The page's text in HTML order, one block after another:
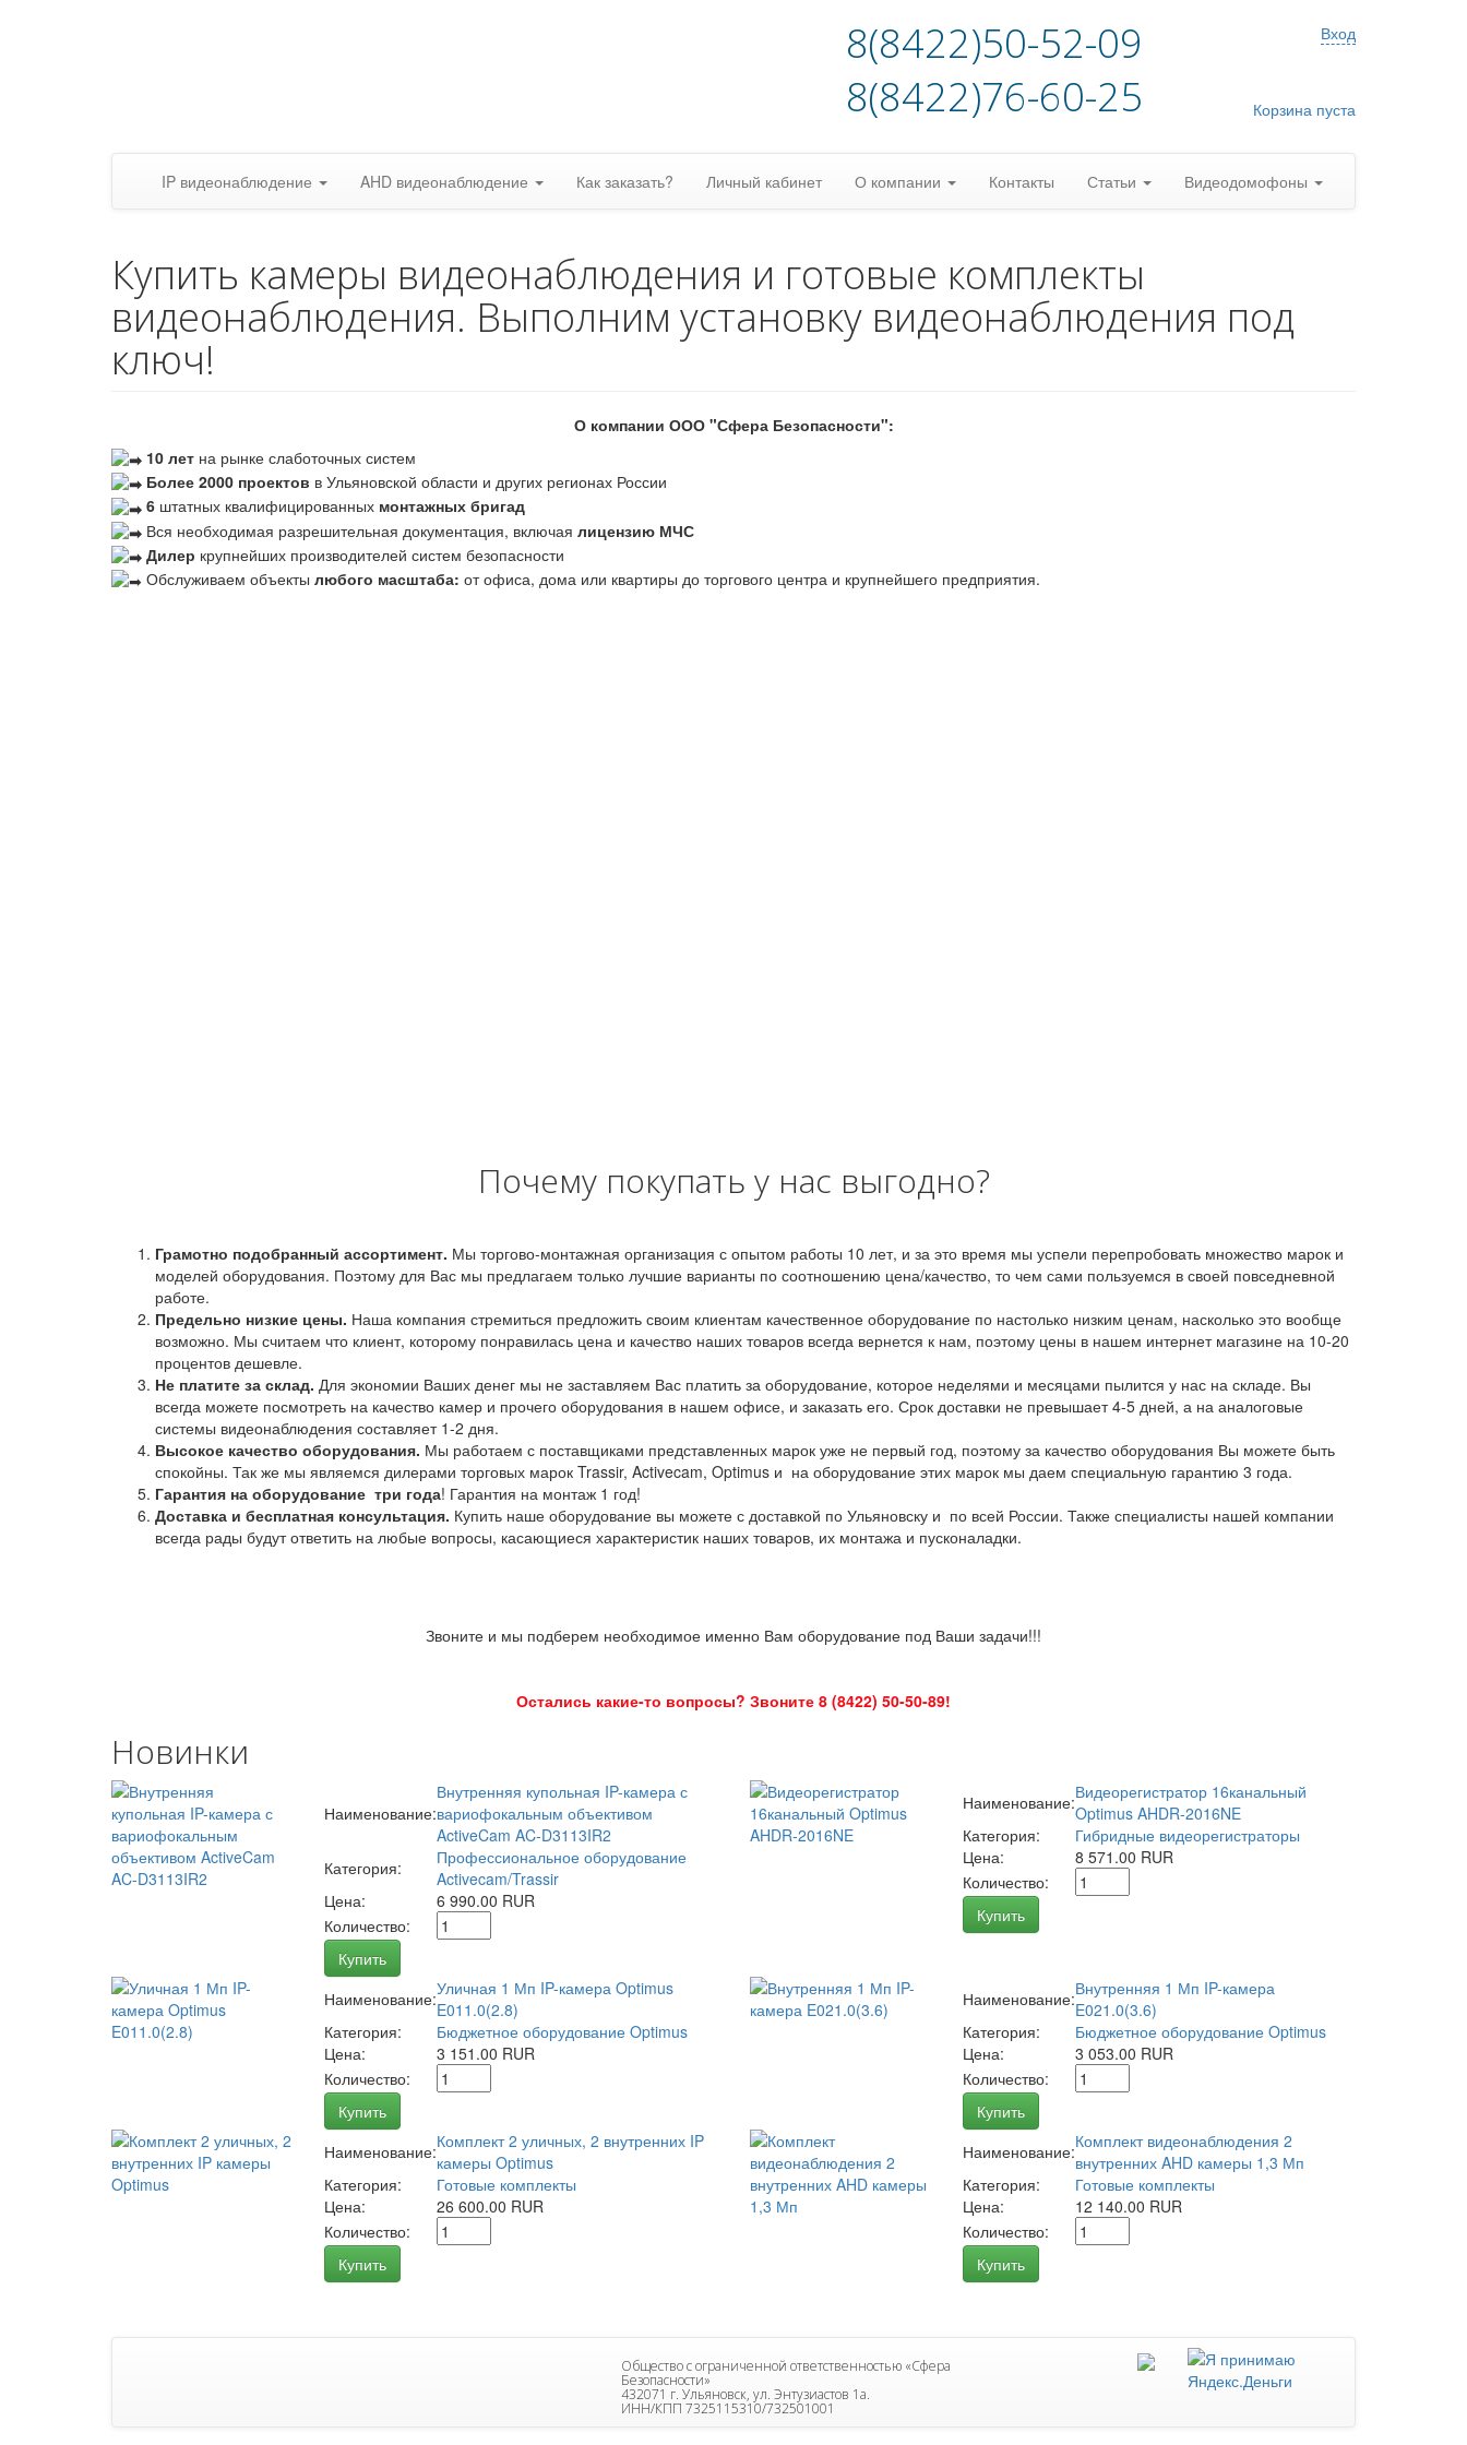
8(8422)50-52-09
8(8422)76-60-25
Вход
Корзина пуста
IP видеонаблюдение AHD видеонаблюдение Как заказать? Личный кабинет О компании Контакты Статьи Видеодомофоны
Купить камеры видеонаблюдения и готовые комплекты
видеонаблюдения. Выполним установку видеонаблюдения под
ключ!
О компании ООО "Сфера Безопасности":
10 лет на рынке слаботочных систем
Более 2000 проектов в Ульяновской области и других регионах России
6 штатных квалифицированных монтажных бригад
Вся необходимая разрешительная документация, включая лицензию МЧС
Дилер крупнейших производителей систем безопасности
Обслуживаем объекты любого масштаба: от офиса, дома или квартиры до торгового центра и крупнейшего предприятия.
Почему покупать у нас выгодно?
Грамотно подобранный ассортимент. Мы торгово-монтажная организация с опытом работы 10 лет, и за это время мы успели перепробовать множество марок и
моделей оборудования. Поэтому для Вас мы предлагаем только лучшие варианты по соотношению цена/качество, то чем сами пользуемся в своей повседневной
работе.
Предельно низкие цены. Наша компания стремиться предложить своим клиентам качественное оборудование по настолько низким ценам, насколько это вообще
возможно. Мы считаем что клиент, которому понравилась цена и качество наших товаров всегда вернется к нам, поэтому цены в нашем интернет магазине на 10-20
процентов дешевле.
Не платите за склад. Для экономии Ваших денег мы не заставляем Вас платить за оборудование, которое неделями и месяцами пылится у нас на складе. Вы
всегда можете посмотреть на качество камер и прочего оборудования в нашем офисе, и заказать его. Срок доставки не превышает 4-5 дней, а на аналоговые
системы видеонаблюдения составляет 1-2 дня.
Высокое качество оборудования. Мы работаем с поставщиками представленных марок уже не первый год, поэтому за качество оборудования Вы можете быть
спокойны. Так же мы являемся дилерами торговых марок Trassir, Activecam, Optimus и на оборудование этих марок мы даем специальную гарантию 3 года.
Гарантия на оборудование три года! Гарантия на монтаж 1 год!
Доставка и бесплатная консультация. Купить наше оборудование вы можете с доставкой по Ульяновску и по всей России. Также специалисты нашей компании
всегда рады будут ответить на любые вопросы, касающиеся характеристик наших товаров, их монтажа и пусконаладки.
Звоните и мы подберем необходимое именно Вам оборудование под Ваши задачи!!!
Остались какие-то вопросы? Звоните 8 (8422) 50-50-89!
Новинки
Наименование:
Внутренняя купольная IP-камера с
вариофокальным объективом
ActiveCam AC-D3113IR2
Категория:
Профессиональное оборудование
Activecam/Trassir
Цена:
6 990.00 RUR
Количество:
Купить
Наименование:Видеорегистратор 16канальный
Optimus AHDR-2016NE
Категория:
Гибридные видеорегистраторы
Цена:
8 571.00 RUR
Количество:
Купить
Наименование:Уличная 1 Мп IP-камера Optimus
E011.0(2.8)
Категория:
Бюджетное оборудование Optimus
Цена:
3 151.00 RUR
Количество:
Купить
Наименование:Внутренняя 1 Мп IP-камера
E021.0(3.6)
Категория:
Бюджетное оборудование Optimus
Цена:
3 053.00 RUR
Количество:
Купить
Наименование:Комплект 2 уличных, 2 внутренних IP
камеры Optimus
Категория:
Готовые комплекты
Цена:
26 600.00 RUR
Количество:
Купить
Наименование:Комплект видеонаблюдения 2
внутренних AHD камеры 1,3 Мп
Категория:
Готовые комплекты
Цена:
12 140.00 RUR
Количество:
Купить
Общество с ограниченной ответственностью «Сфера
Безопасности»
432071 г. Ульяновск, ул. Энтузиастов 1а.
ИНН/КПП 7325115310/732501001